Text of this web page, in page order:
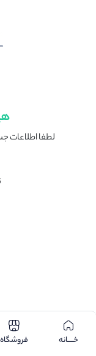
لطفا اطلاعات
خـــــانه فروشگاه